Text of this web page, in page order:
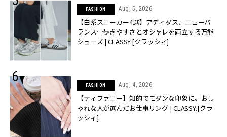
FASHION Aug, 5, 2026
【白系スニーカー4選】アディダス、ニューバ
ランス…歩きやすさとオシャレを両立する万能
シューズ | CLASSY.[クラッシィ]
FASHION Aug, 4, 2026
【ティファニー】知的でモダンな印象に。おし
ゃれな人が選んだお仕事リング | CLASSY.[クラ
ッシィ]